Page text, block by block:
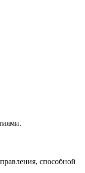
способной